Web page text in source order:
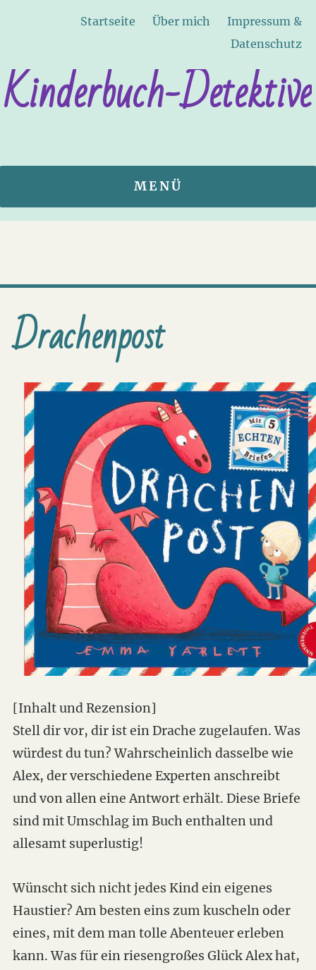
Startseite Über mich
Impressum &
Datenschutz
Kinderbuch-Detektive
MENÜ
Drachenpost
[Inhalt und Rezension]
Stell dir vor, dir ist ein Drache zugelaufen. Was
würdest du tun? Wahrscheinlich dasselbe wie
Alex, der verschiedene Experten anschreibt
und von allen eine Antwort erhält. Diese Briefe
sind mit Umschlag im Buch enthalten und
allesamt superlustig!
Wünscht sich nicht jedes Kind ein eigenes
Haustier? Am besten eins zum kuscheln oder
eines, mit dem man tolle Abenteuer erleben
kann. Was für ein riesengroßes Glück Alex hat,